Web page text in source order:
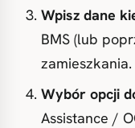
Wpisz dane
BMS (lub
zamieszkania.
Wybór opcji
Assistance /